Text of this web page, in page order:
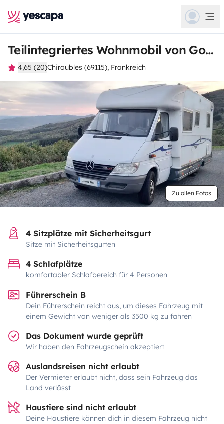
Teilintegriertes Wohnmobil von Gontran
4,65 (20)Chiroubles (69115), Frankreich
Zu allen Fotos
4 Sitzplätze mit Sicherheitsgurt
Sitze mit Sicherheitsgurten
4 Schlafplätze
komfortabler Schlafbereich für 4 Personen
Führerschein B
Dein Führerschein reicht aus, um dieses Fahrzeug mit
einem Gewicht von weniger als 3500 kg zu fahren
Das Dokument wurde geprüft
Wir haben den Fahrzeugschein akzeptiert
Auslandsreisen nicht erlaubt
Der Vermieter erlaubt nicht, dass sein Fahrzeug das
Land verlässt
Haustiere sind nicht erlaubt
Deine Haustiere können dich in diesem Fahrzeug nicht